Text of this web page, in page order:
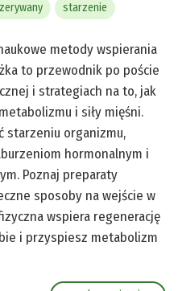
starzenie
metody wspierania
to przewodnik po poście
i strategiach na to, jak
i siły mięśni.
starzeniu organizmu,
hormonalnym i
Poznaj preparaty
sposoby na wejście w
wspiera regenerację
i przyspiesz metabolizm